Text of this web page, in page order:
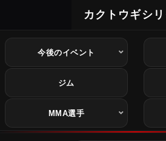
カクトウギシリ
今後のイベント
ジム
MMA選手